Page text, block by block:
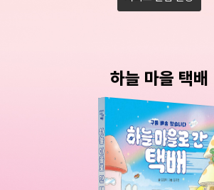
하늘 마을 택배